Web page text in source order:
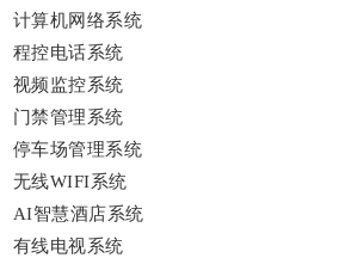
计算机网络系统
程控电话系统
视频监控系统
门禁管理系统
停车场管理系统
无线WIFI系统
AI智慧酒店系统
有线电视系统